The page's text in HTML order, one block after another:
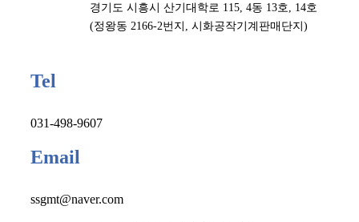
경기도 시흥시 산기대학로 115, 4동 13호, 14호
(정왕동 2166-2번지, 시화공작기계판매단지)
Tel
031-498-9607
Email
ssgmt@naver.com